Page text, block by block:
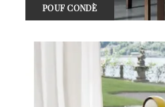
POUF CONDÈ